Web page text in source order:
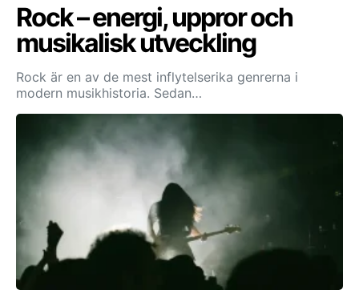
Rock – energi, uppror och
musikalisk utveckling
Rock är en av de mest inflytelserika genrerna i
modern musikhistoria. Sedan…